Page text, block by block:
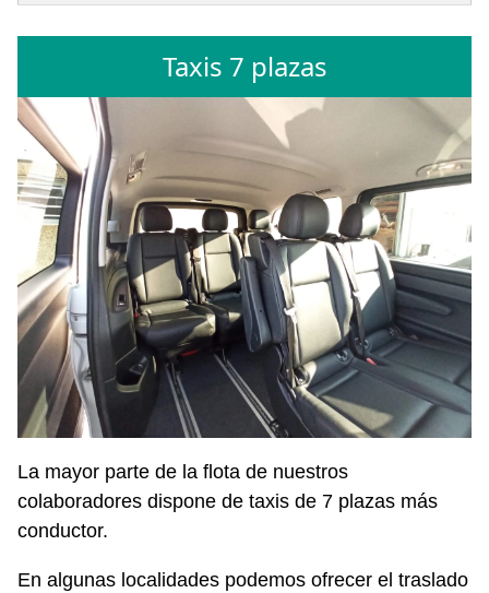
Taxis 7 plazas
La mayor parte de la flota de nuestros
colaboradores dispone de taxis de 7 plazas más
conductor.
En algunas localidades podemos ofrecer el traslado